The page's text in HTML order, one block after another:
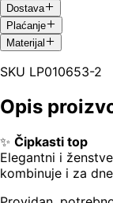
Dostava
Plaćanje
Materijal
SKU LP010653-2
Opis
✨ Čipkasti top
Elegantni i
kombinuje i za